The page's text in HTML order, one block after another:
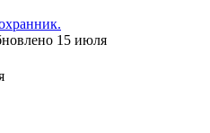
15 июля